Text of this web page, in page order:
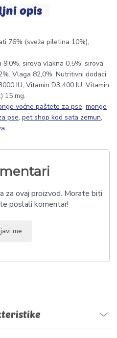
opis
76% (sveža piletina 10%),
sirova vlakna 0,5%, sirova
Vlaga 82,0%. Nutritivni dodaci
IU, Vitamin D3 400 IU, Vitamin
15 mg.
voćne paštete za pse, monge
pse, pet shop kod sata zemun,
za ovaj proizvod. Morate biti
poslali komentar!
me